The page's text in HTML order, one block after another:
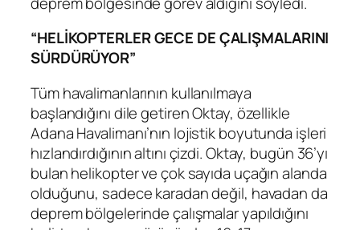
“HELİKOPTERLER GECE DE ÇALIŞMALARINI
SÜRDÜRÜYOR”
Tüm havalimanlarının kullanılmaya
başlandığını dile getiren Oktay, özellikle
Adana Havalimanı’nın lojistik boyutunda işleri
hızlandırdığının altını çizdi. Oktay, bugün 36’yı
bulan helikopter ve çok sayıda uçağın alanda
olduğunu, sadece karadan değil, havadan da
deprem bölgelerinde çalışmalar yapıldığını